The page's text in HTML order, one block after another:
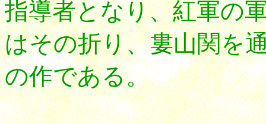
指導者となり、紅軍の
はその折り、婁山関を
の作である。